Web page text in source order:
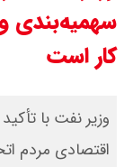
سهمیه‌بندی
کار است
​وزیر نفت با
اقتصادی مردم